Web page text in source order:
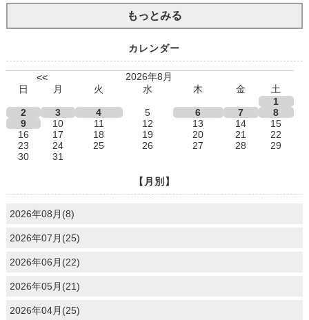
もっとみる
カレンダー
<<
2026年8月
日
月 火 水 木 金
土
1
2
3 4 5 6 7
8
9
10 11 12 13 14
15
16
17 18 19 20 21
22
23
24 25 26 27 28
29
30
31
【月別】
2026年08月(8)
2026年07月(25)
2026年06月(22)
2026年05月(21)
2026年04月(25)